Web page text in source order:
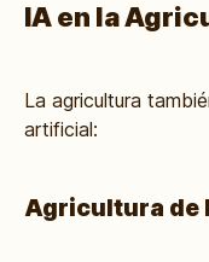
IA en la
La agricultura
artificial:
Agricultura de